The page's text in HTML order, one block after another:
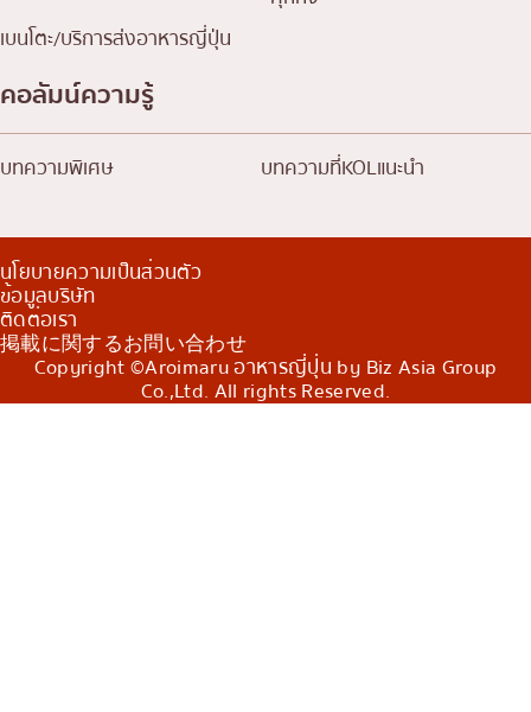
เบนโตะ/บริการส่งอาหารญี่ปุ่น
คอลัมน์ความรู้
บทความพิเศษ บทความที่KOLแนะนำ
นโยบายความเป็นส่วนตัว
ข้อมูลบริษัท
ติดต่อเรา
掲載に関するお問い合わせ
Copyright ©Aroimaru อาหารญี่ปุ่น by Biz Asia Group
Co.,Ltd. All rights Reserved.